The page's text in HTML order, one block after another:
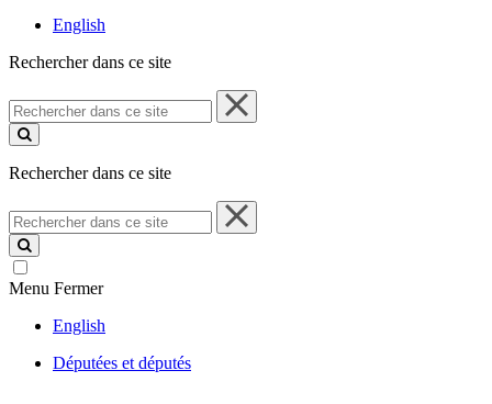
English
Rechercher dans ce site
Rechercher
dans
ce
Rechercher dans ce site
Rechercher
dans
ce
site
Menu Fermer
English
Députées et députés